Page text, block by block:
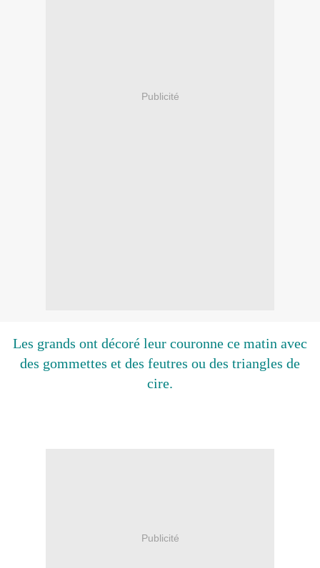
Publicité
Les grands ont décoré leur couronne ce matin avec
des gommettes et des feutres ou des triangles de
cire.
Publicité